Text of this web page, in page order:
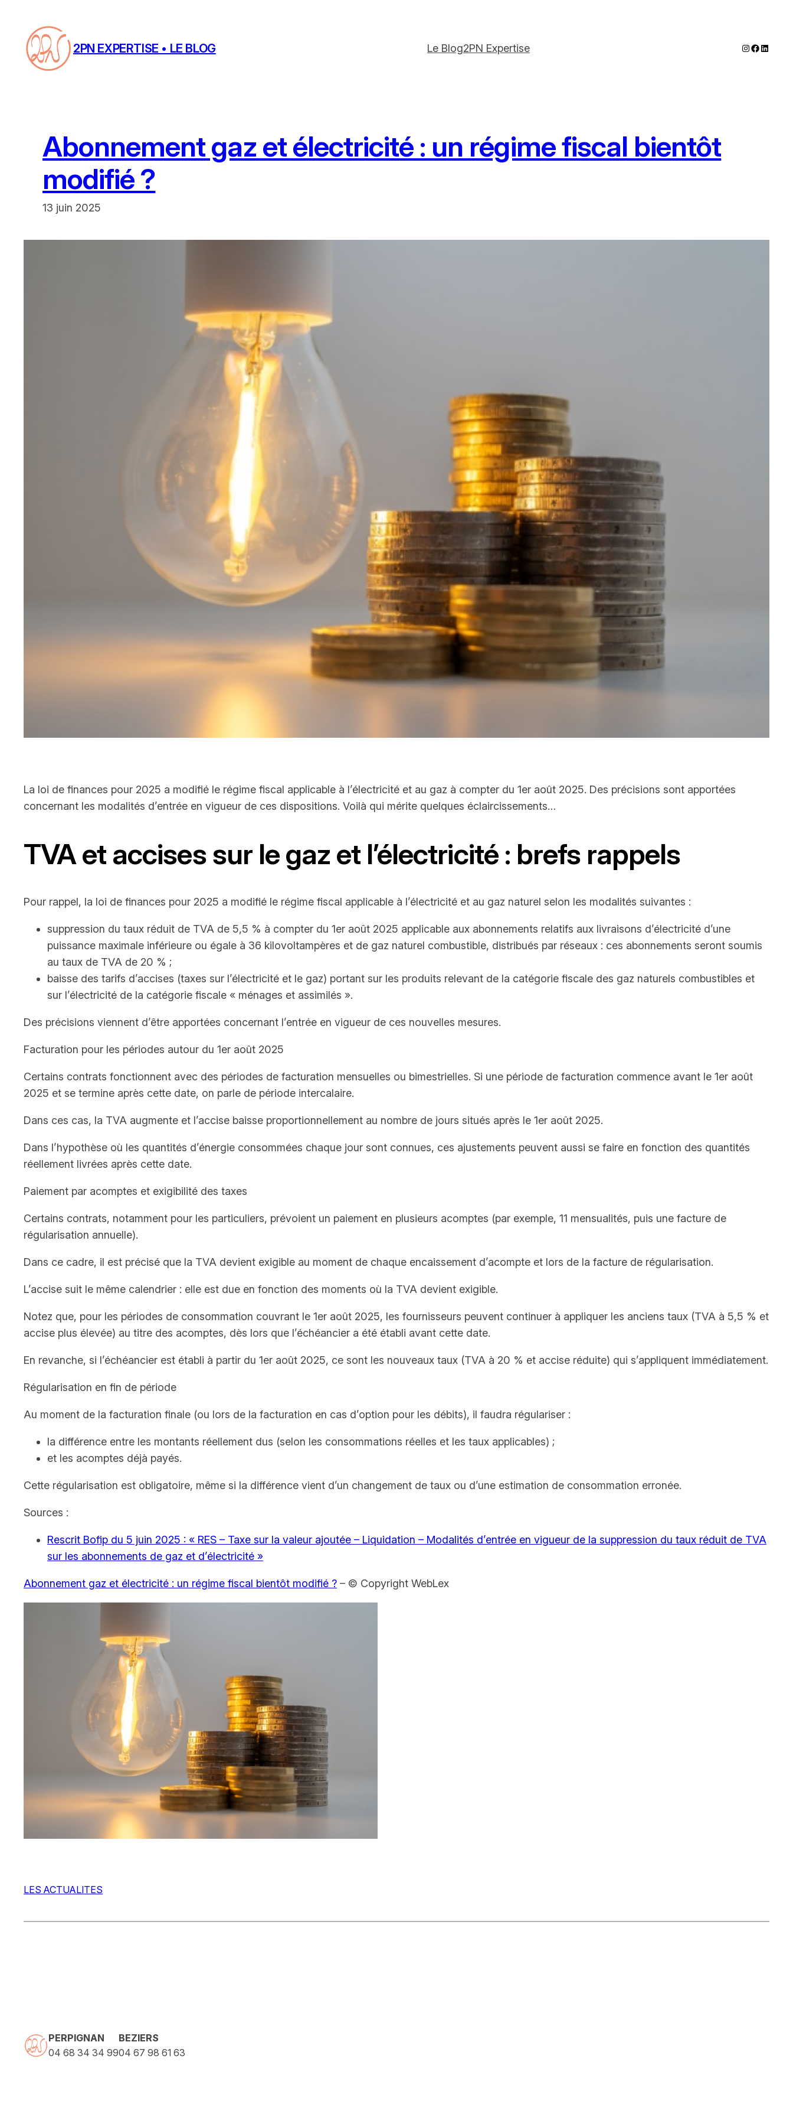
contenu
2PN EXPERTISE • LE BLOG Le Blog2PN Expertise Instagram
Abonnement gaz et électricité : un régime fiscal bientôt
modifié ?
13 juin 2025
La loi de finances pour 2025 a modifié le régime fiscal applicable à l’électricité et au gaz à compter du 1er août 2025. Des précisions sont apportées
concernant les modalités d’entrée en vigueur de ces dispositions. Voilà qui mérite quelques éclaircissements…
TVA et accises sur le gaz et l’électricité : brefs rappels
Pour rappel, la loi de finances pour 2025 a modifié le régime fiscal applicable à l’électricité et au gaz naturel selon les modalités suivantes :
suppression du taux réduit de TVA de 5,5 % à compter du 1er août 2025 applicable aux abonnements relatifs aux livraisons d’électricité d’une
puissance maximale inférieure ou égale à 36 kilovoltampères et de gaz naturel combustible, distribués par réseaux : ces abonnements seront soumis
au taux de TVA de 20 % ;
baisse des tarifs d’accises (taxes sur l’électricité et le gaz) portant sur les produits relevant de la catégorie fiscale des gaz naturels combustibles et
sur l’électricité de la catégorie fiscale « ménages et assimilés ».
Des précisions viennent d’être apportées concernant l’entrée en vigueur de ces nouvelles mesures.
Facturation pour les périodes autour du 1er août 2025
Certains contrats fonctionnent avec des périodes de facturation mensuelles ou bimestrielles. Si une période de facturation commence avant le 1er août
2025 et se termine après cette date, on parle de période intercalaire.
Dans ces cas, la TVA augmente et l’accise baisse proportionnellement au nombre de jours situés après le 1er août 2025.
Dans l’hypothèse où les quantités d’énergie consommées chaque jour sont connues, ces ajustements peuvent aussi se faire en fonction des quantités
réellement livrées après cette date.
Paiement par acomptes et exigibilité des taxes
Certains contrats, notamment pour les particuliers, prévoient un paiement en plusieurs acomptes (par exemple, 11 mensualités, puis une facture de
régularisation annuelle).
Dans ce cadre, il est précisé que la TVA devient exigible au moment de chaque encaissement d’acompte et lors de la facture de régularisation.
L’accise suit le même calendrier : elle est due en fonction des moments où la TVA devient exigible.
Notez que, pour les périodes de consommation couvrant le 1er août 2025, les fournisseurs peuvent continuer à appliquer les anciens taux (TVA à 5,5 % et
accise plus élevée) au titre des acomptes, dès lors que l’échéancier a été établi avant cette date.
En revanche, si l’échéancier est établi à partir du 1er août 2025, ce sont les nouveaux taux (TVA à 20 % et accise réduite) qui s’appliquent immédiatement.
Régularisation en fin de période
Au moment de la facturation finale (ou lors de la facturation en cas d’option pour les débits), il faudra régulariser :
la différence entre les montants réellement dus (selon les consommations réelles et les taux applicables) ;
et les acomptes déjà payés.
Cette régularisation est obligatoire, même si la différence vient d’un changement de taux ou d’une estimation de consommation erronée.
Sources :
Rescrit Bofip du 5 juin 2025 : « RES – Taxe sur la valeur ajoutée – Liquidation – Modalités d’entrée en vigueur de la suppression du taux réduit de TVA
sur les abonnements de gaz et d’électricité »
Abonnement gaz et électricité : un régime fiscal bientôt modifié ? – © Copyright WebLex
LES ACTUALITES
PERPIGNAN
04 68 34 34 99
BEZIERS
04 67 98 61 63